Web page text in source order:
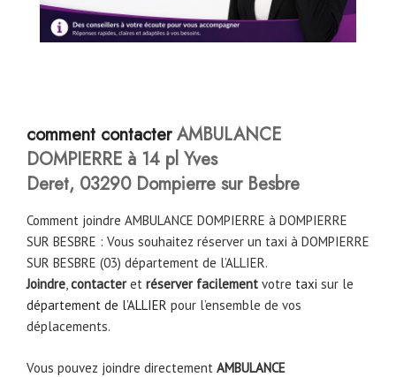
comment contacterAMBULANCE
DOMPIERRE à 14 pl Yves
Deret, 03290 Dompierre sur Besbre
Comment joindre AMBULANCE DOMPIERRE à DOMPIERRE
SUR BESBRE : Vous souhaitez réserver un taxi à DOMPIERRE
SUR BESBRE (03) département de l’ALLIER.
Joindre,contacteret réserver facilement votre taxi sur le
département de l’ALLIER pour l’ensemble de vos
déplacements.
Vous pouvez joindre directement AMBULANCE